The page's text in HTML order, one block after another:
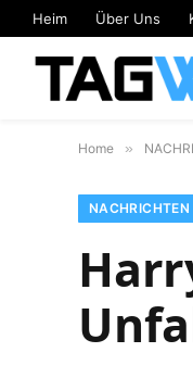
Heim Über Uns
Home »
NACHRICHTEN